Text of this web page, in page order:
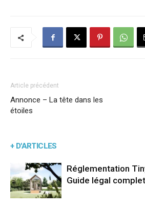
Article précédent
Annonce – La tête dans les
étoiles
+ D'ARTICLES
Réglementation
Guide légal complet